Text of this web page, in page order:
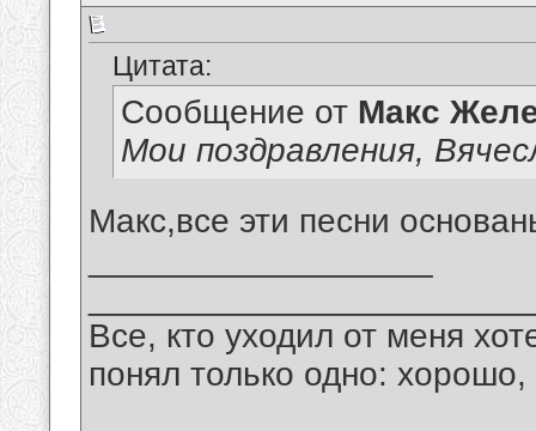
Цитата:
Сообщение от Макс
Мои поздравления,
Макс,все эти песни
Все, кто уходил от меня
понял только одно: